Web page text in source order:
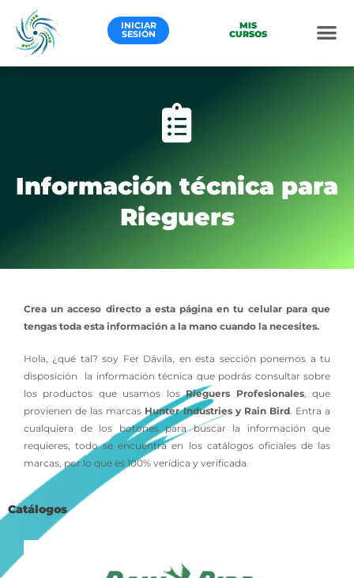
contenido
INICIAR
SESIÓN
MIS
CURSOS
Información técnica para
Rieguers
Crea un acceso directo a esta página en tu celular para que
tengas toda esta información a la mano cuando la necesites.
Hola, ¿qué tal? soy Fer Dávila, en esta sección ponemos a tu
disposición la información técnica que podrás consultar sobre
los productos que usamos losRieguers Profesionales, que
provienen de las marcas Hunter Industries y Rain Bird. Entra a
cualquiera de los botones para buscar la información que
requieres, todo se encuentra en los catálogos oficiales de las
marcas, por lo que es 100% verídica y verificada.
Catálogos